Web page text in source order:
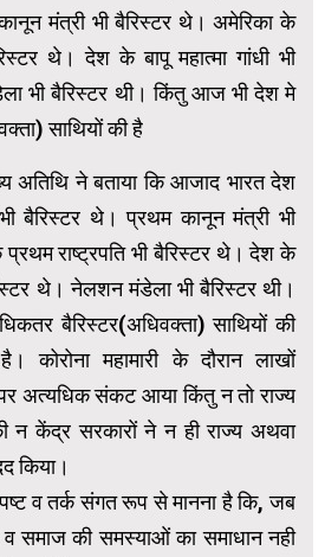
मंत्री भी बैरिस्टर थे। अमेरिका के
थे। देश के बापू महात्मा गांधी भी
भी बैरिस्टर थी। किंतु आज भी देश मे
साथियों की है
अतिथि ने बताया कि आजाद भारत देश
बैरिस्टर थे। प्रथम कानून मंत्री भी
राष्ट्रपति भी बैरिस्टर थे। देश के
थे। नेलशन मंडेला भी बैरिस्टर थी।
बैरिस्टर(अधिवक्ता) साथियों की
कोरोना महामारी के दौरान लाखों
अत्यधिक संकट आया किंतु न तो राज्य
न केंद्र सरकारों ने न ही राज्य अथवा
किया।
व तर्क संगत रूप से मानना है कि, जब
समाज की समस्याओं का समाधान नही